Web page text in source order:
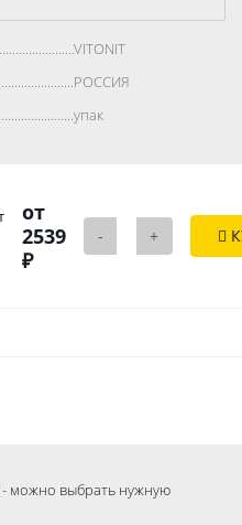
VITONIT
РОССИЯ
упак
от
2539
₽
- +
можно выбрать нужную